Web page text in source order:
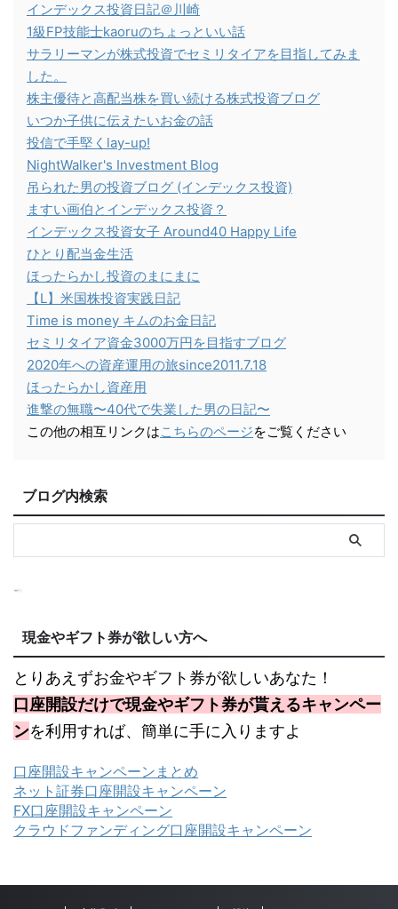
インデックス投資日記＠川崎
1級FP技能士kaoruのちょっといい話
サラリーマンが株式投資でセミリタイアを目指してみま
した。
株主優待と高配当株を買い続ける株式投資ブログ
いつか子供に伝えたいお金の話
投信で手堅くlay-up!
NightWalker's Investment Blog
吊られた男の投資ブログ (インデックス投資)
ますい画伯とインデックス投資？
インデックス投資女子 Around40 Happy Life
ひとり配当金生活
ほったらかし投資のまにまに
【L】米国株投資実践日記
Time is money キムのお金日記
セミリタイア資金3000万円を目指すブログ
2020年への資産運用の旅since2011.7.18
ほったらかし資産用
進撃の無職〜40代で失業した男の日記〜
この他の相互リンクはこちらのページをご覧ください
ブログ内検索
現金やギフト券が欲しい方へ
とりあえずお金やギフト券が欲しいあなた！
口座開設だけで現金やギフト券が貰えるキャンペー
ンを利用すれば、簡単に手に入りますよ
口座開設キャンペーンまとめ
ネット証券口座開設キャンペーン
FX口座開設キャンペーン
クラウドファンディング口座開設キャンペーン